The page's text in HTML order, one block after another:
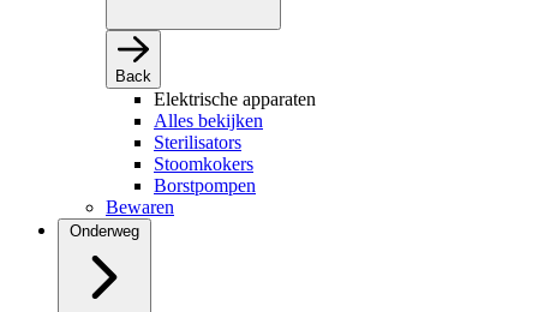
Back
Elektrische apparaten
Alles bekijken
Sterilisators
Stoomkokers
Borstpompen
Bewaren
Onderweg